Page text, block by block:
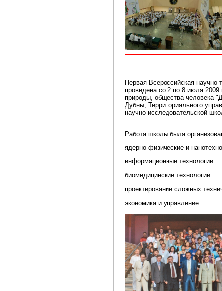
Первая Всероссийская
проведена со 2 по 8 июля 2009
природы, общества человека
Дубны, Территориального
научно-исследовательской
Работа школы была
ядерно-физические и
информационные технологии
биомедицинские технологии
проектирование сложных
экономика и управление